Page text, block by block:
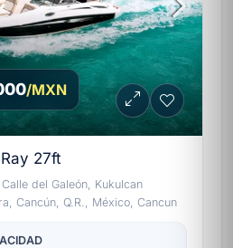
/MXN
27ft
del Galeón, Kukulcan
Cancún, Q.R., México, Cancun